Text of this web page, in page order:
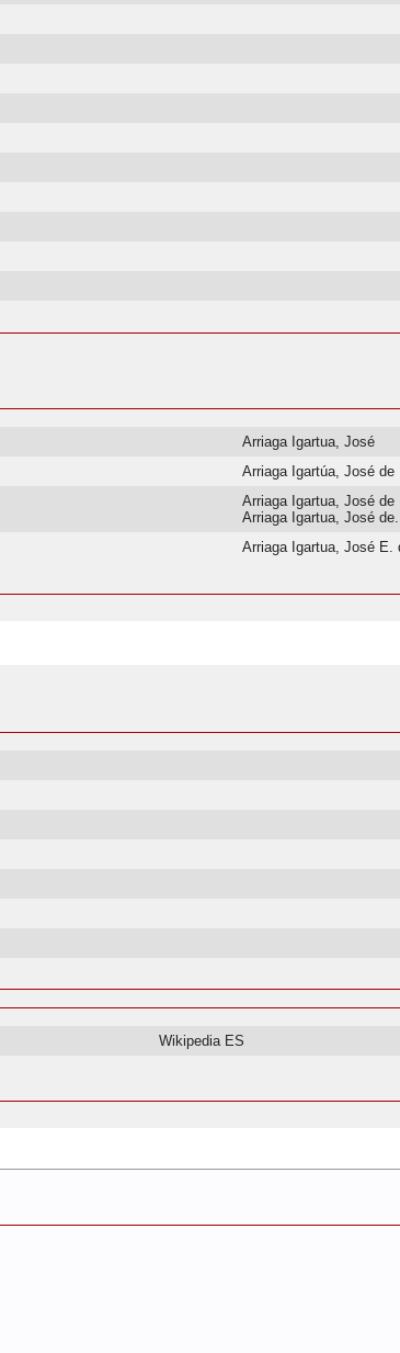
Arriaga Igartua, José
Arriaga Igartúa, José de
Arriaga Igartua, José de
Arriaga Igartua, José de.
Arriaga Igartua, José E.
Wikipedia ES